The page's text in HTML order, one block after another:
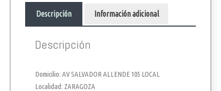
Descripción Información adicional
Descripción
Domicilio: AV SALVADOR ALLENDE 105 LOCAL
Localidad: ZARAGOZA